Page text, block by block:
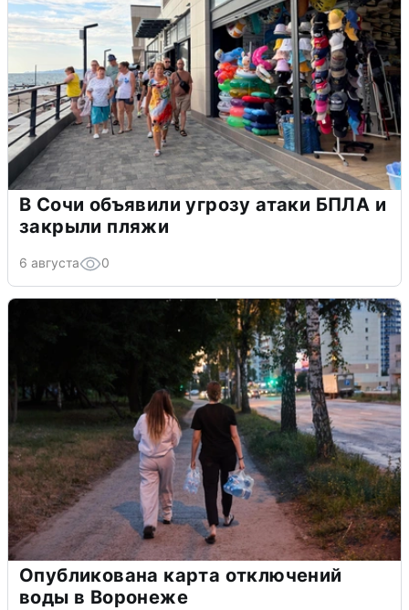
В Сочи объявили угрозу атаки БПЛА и
закрыли пляжи
6 августа 0
Опубликована карта отключений
воды в Воронеже